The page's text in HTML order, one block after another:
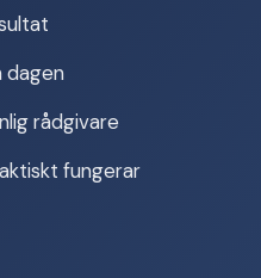
dagen
rådgivare
fungerar